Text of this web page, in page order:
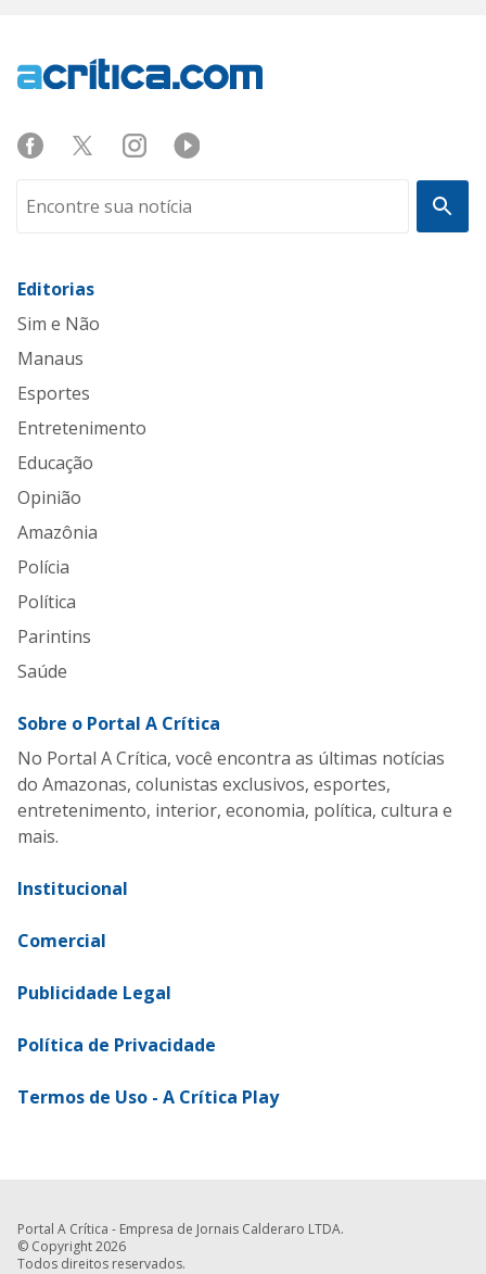
Editorias
Sim e Não
Manaus
Esportes
Entretenimento
Educação
Opinião
Amazônia
Polícia
Política
Parintins
Saúde
Sobre o Portal A Crítica
No Portal A Crítica, você encontra as últimas notícias
do Amazonas, colunistas exclusivos, esportes,
entretenimento, interior, economia, política, cultura e
mais.
Institucional
Comercial
Publicidade Legal
Política de Privacidade
Termos de Uso - A Crítica Play
Portal A Crítica - Empresa de Jornais Calderaro LTDA.
© Copyright 2026
Todos direitos reservados.